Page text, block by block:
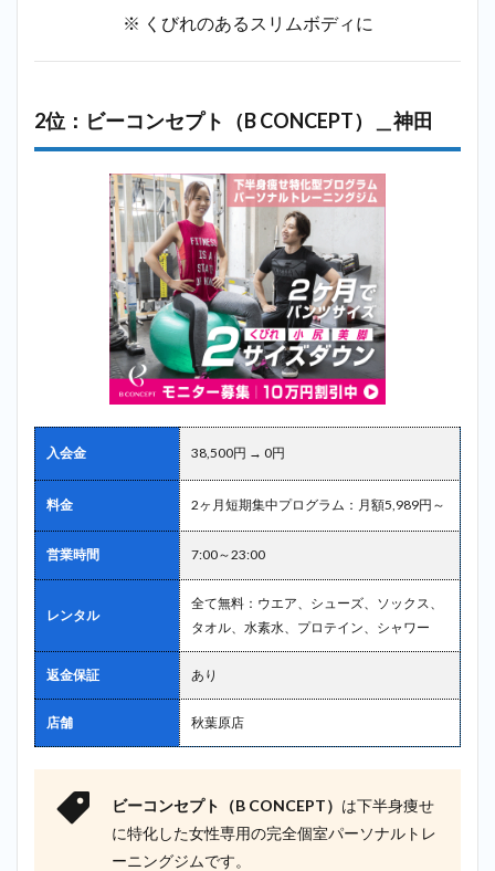
※ くびれのあるスリムボディに
2位：ビーコンセプト（B CONCEPT）＿神田
入会金 38,500円 → 0円
料金 2ヶ月短期集中プログラム：月額5,989円～
営業時間 7:00～23:00
レンタル
全て無料：ウエア、シューズ、ソックス、
タオル、水素水、プロテイン、シャワー
返金保証 あり
店舗 秋葉原店
ビーコンセプト（B CONCEPT） は下半身痩せ
に特化した女性専用の完全個室パーソナルトレ
ーニングジムです。